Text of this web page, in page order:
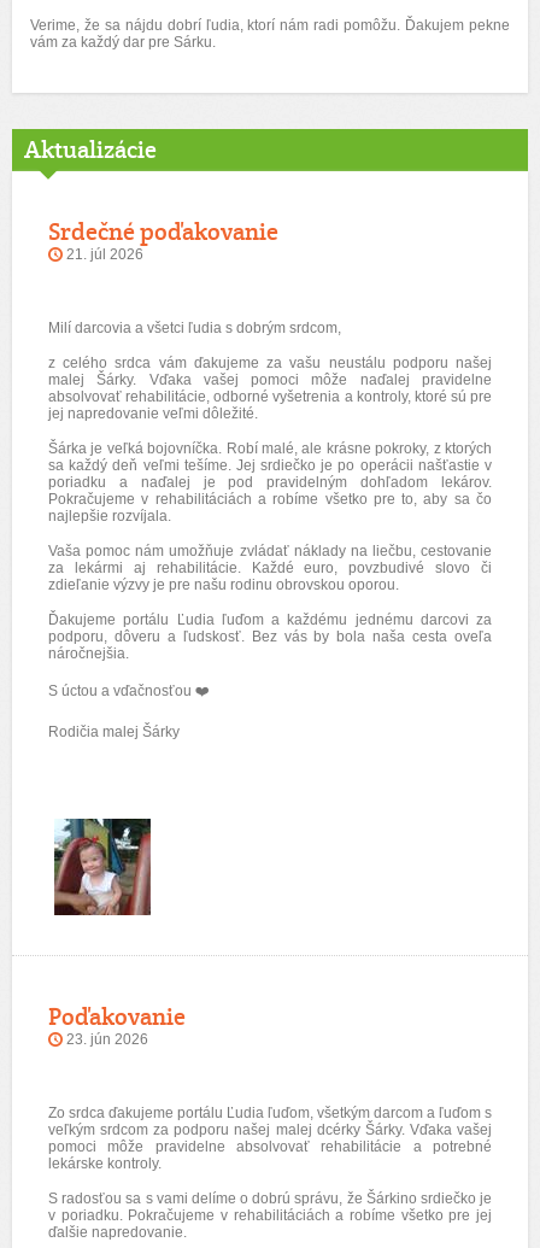
Verime, že sa nájdu dobrí ľudia, ktorí nám radi pomôžu. Ďakujem pekne
vám za každý dar pre Sárku.
Aktualizácie
Srdečné poďakovanie
21. júl 2026
Milí darcovia a všetci ľudia s dobrým srdcom,
z celého srdca vám ďakujeme za vašu neustálu podporu našej
malej Šárky. Vďaka vašej pomoci môže naďalej pravidelne
absolvovať rehabilitácie, odborné vyšetrenia a kontroly, ktoré sú pre
jej napredovanie veľmi dôležité.
Šárka je veľká bojovníčka. Robí malé, ale krásne pokroky, z ktorých
sa každý deň veľmi tešíme. Jej srdiečko je po operácii našťastie v
poriadku a naďalej je pod pravidelným dohľadom lekárov.
Pokračujeme v rehabilitáciách a robíme všetko pre to, aby sa čo
najlepšie rozvíjala.
Vaša pomoc nám umožňuje zvládať náklady na liečbu, cestovanie
za lekármi aj rehabilitácie. Každé euro, povzbudivé slovo či
zdieľanie výzvy je pre našu rodinu obrovskou oporou.
Ďakujeme portálu Ľudia ľuďom a každému jednému darcovi za
podporu, dôveru a ľudskosť. Bez vás by bola naša cesta oveľa
náročnejšia.
S úctou a vďačnosťou ❤️
Rodičia malej Šárky
Poďakovanie
23. jún 2026
Zo srdca ďakujeme portálu Ľudia ľuďom, všetkým darcom a ľuďom s
veľkým srdcom za podporu našej malej dcérky Šárky. Vďaka vašej
pomoci môže pravidelne absolvovať rehabilitácie a potrebné
lekárske kontroly.
S radosťou sa s vami delíme o dobrú správu, že Šárkino srdiečko je
v poriadku. Pokračujeme v rehabilitáciách a robíme všetko pre jej
ďalšie napredovanie.